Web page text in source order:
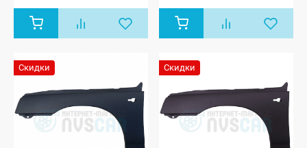
Скидки Скидки